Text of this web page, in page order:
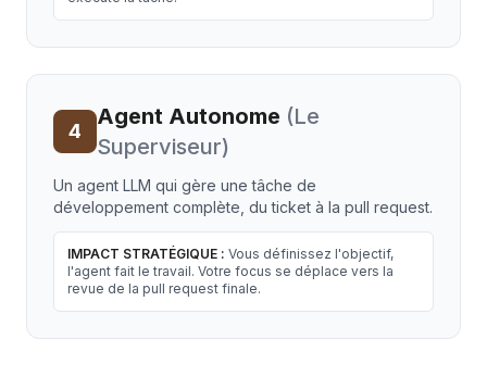
4
Agent Autonome (Le
Superviseur)
Un agent LLM qui gère une tâche de
développement complète, du ticket à la pull request.
IMPACT STRATÉGIQUE : Vous définissez l'objectif,
l'agent fait le travail. Votre focus se déplace vers la
revue de la pull request finale.